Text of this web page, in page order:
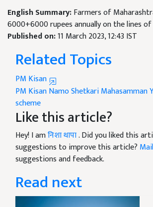
English Summary:Farmers of
6000+6000 rupees annually on the lines
Published on:11 March 2023, 12:43 IST
Related Topics
PM Kisan
PM KisanNamo Shetkari Mahasamman
scheme
Like this article?
Hey! I amनिशा थापा. Did you liked this
suggestions to improve this article? Mail
suggestions and feedback.
Read next